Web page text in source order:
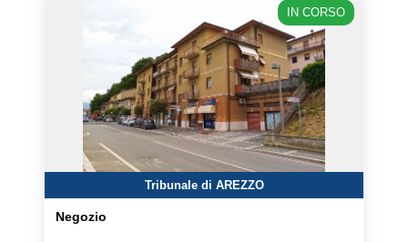
IN CORSO
Tribunale di AREZZO
Negozio